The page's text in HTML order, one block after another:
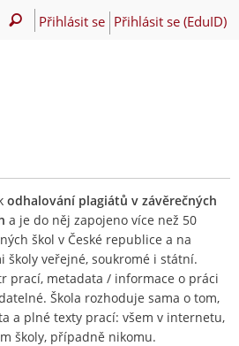
Přihlásit se Přihlásit se (EduID)
odhalování plagiátů v závěrečných
a je do něj zapojeno více než 50
škol v České republice a na
školy veřejné, soukromé i státní.
prací, metadata / informace o práci
Škola rozhoduje sama o tom,
a plné texty prací: všem v internetu,
školy, případně nikomu.